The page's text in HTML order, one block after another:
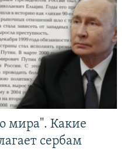
мира". Какие
сербам